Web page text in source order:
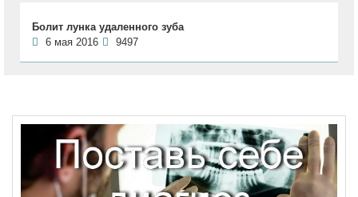
Болит лунка удаленного зуба
6 мая 2016
9497